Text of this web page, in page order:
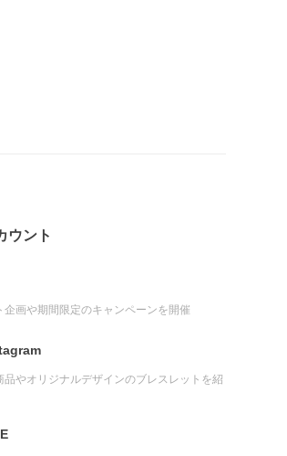
ウント
企画や期間限定のキャンペーンを開催
品やオリジナルデザインのブレスレットを紹